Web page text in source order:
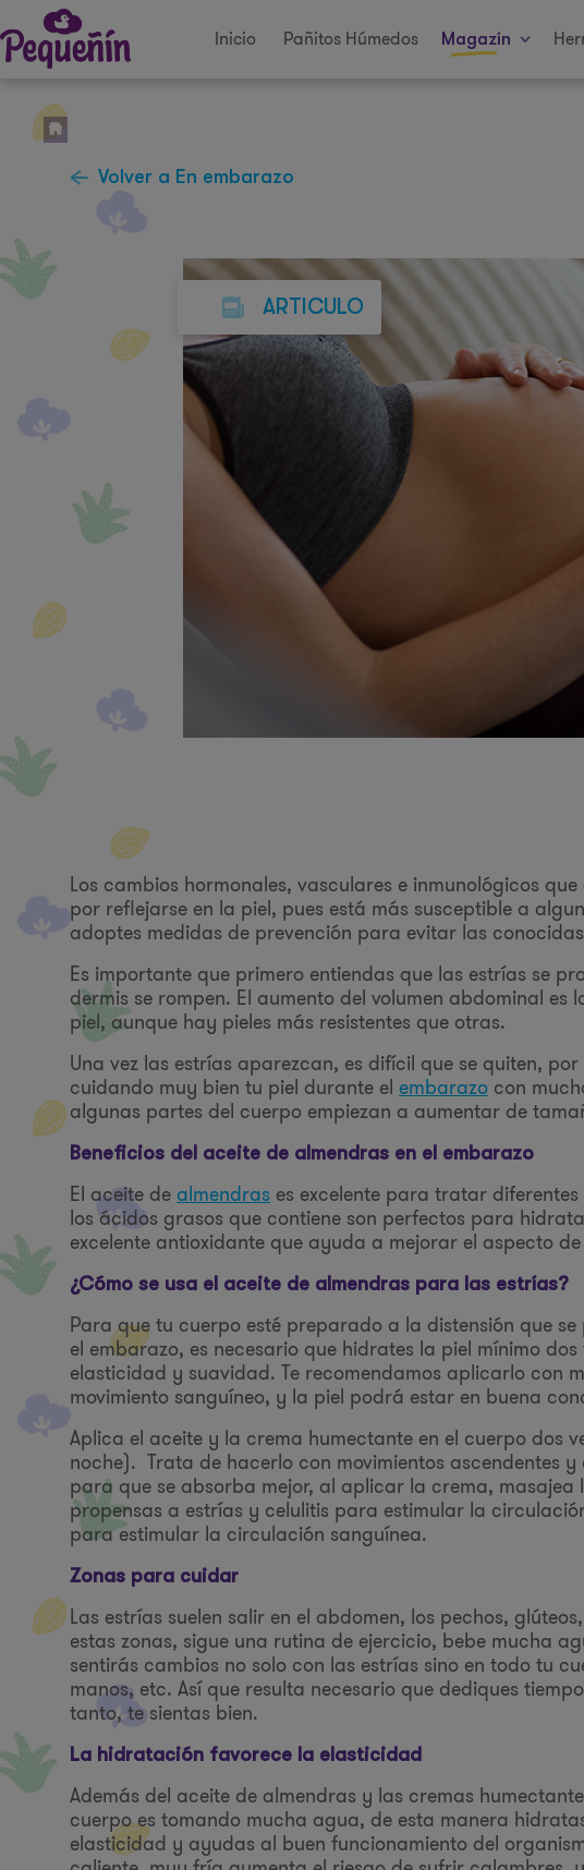
Inicio Pañitos Húmedos Magazín
Volver a En embarazo
ARTICULO
Los cambios hormonales, vasculares e inmunológicos
por reflejarse en la piel, pues está más susceptible a
adoptes medidas de prevención para evitar las
Es importante que primero entiendas que las estrías se
dermis se rompen. El aumento del volumen abdominal
piel, aunque hay pieles más resistentes que otras.
Una vez las estrías aparezcan, es difícil que se quiten,
cuidando muy bien tu piel durante el embarazo con
algunas partes del cuerpo empiezan a aumentar de
Beneficios del aceite de almendras en el embarazo
El aceite dealmendras es excelente para tratar
los ácidos grasos que contiene son perfectos para
excelente antioxidante que ayuda a mejorar el aspecto
¿Cómo se usa el aceite de almendras para las estrías?
Para que tu cuerpo esté preparado a la distensión que
el embarazo, es necesario que hidrates la piel mínimo
elasticidad y suavidad. Te recomendamos aplicarlo con
movimiento sanguíneo, y la piel podrá estar en buena
Aplica el aceite y la crema humectante en el cuerpo dos
noche). Trata de hacerlo con movimientos ascendentes
para que se absorba mejor, al aplicar la crema, masajea
propensas a estrías y celulitis para estimular la
para estimular la circulación sanguínea.
Zonas para cuidar
Las estrías suelen salir en el abdomen, los pechos,
estas zonas, sigue una rutina de ejercicio, bebe mucha
sentirás cambios no solo con las estrías sino en todo tu
manos, etc. Así que resulta necesario que dediques
tanto, te sientas bien.
La hidratación favorece la elasticidad
Además del aceite de almendras y las cremas
cuerpo es tomando mucha agua, de esta manera
elasticidad y ayudas al buen funcionamiento del